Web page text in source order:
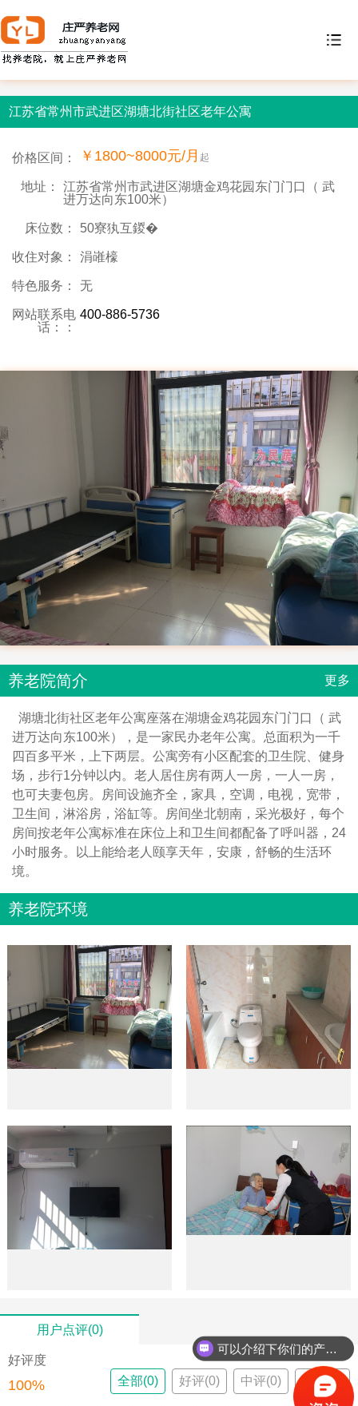
江苏省常州市武进区湖塘北街社区老年公寓
价格区间： ￥1800~8000元/月 起
地址：
江苏省常州市武进区湖塘金鸡花园东门门口（ 武
进万达向东100米）
床位数： 50寮犱互鍐�
收住对象： 涓嶉檺
特色服务： 无
网站联系电
话：：
400-886-5736
养老院简介 更多
湖塘北街社区老年公寓座落在湖塘金鸡花园东门门口（ 武
进万达向东100米），是一家民办老年公寓。总面积为一千
四百多平米，上下两层。公寓旁有小区配套的卫生院、健身
场，步行1分钟以内。老人居住房有两人一房，一人一房，
也可夫妻包房。房间设施齐全，家具，空调，电视，宽带，
卫生间，淋浴房，浴缸等。房间坐北朝南，采光极好，每个
房间按老年公寓标准在床位上和卫生间都配备了呼叫器，24
小时服务。以上能给老人颐享天年，安康，舒畅的生活环
境。
养老院环境
用户点评(0)
好评度
100% 全部(0) 好评(0) 中评(0) 差评(0)
可以介绍下你们的产品么？
你们是怎么收费的呢？